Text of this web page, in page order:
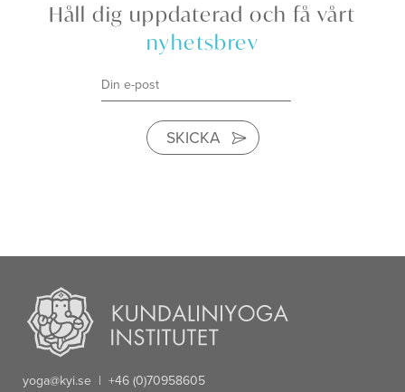
Håll dig uppdaterad och få vårt
nyhetsbrev
SKICKA
yoga@kyi.se | +46 (0)70958605